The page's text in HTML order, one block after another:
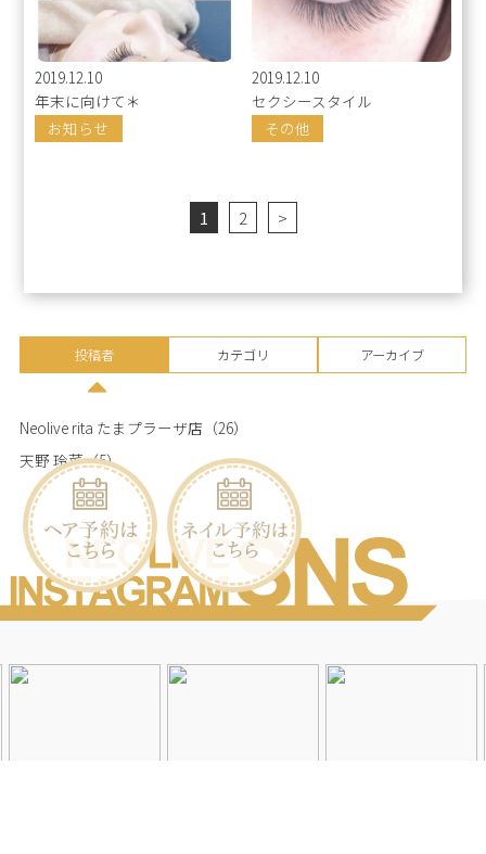
2019.12.10
年末に向けて＊
お知らせ
2019.12.10
セクシースタイル
その他
1 2 >
投稿者 カテゴリ アーカイブ
Neolive rita たまプラーザ店 （26）
天野 玲菜（5）